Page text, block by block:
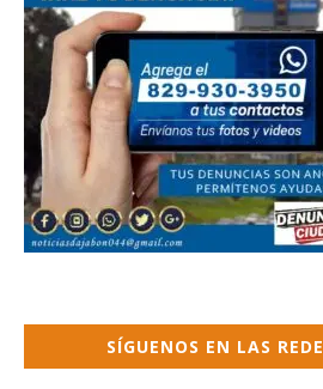
SÍGUENOS EN LAS